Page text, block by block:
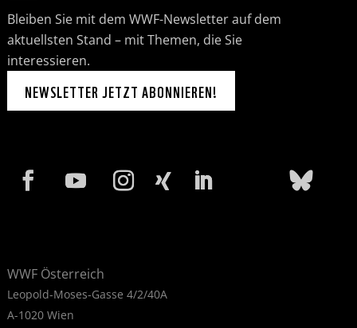
Bleiben Sie mit dem WWF-Newsletter auf dem
aktuellsten Stand – mit Themen, die Sie
interessieren.
NEWSLETTER JETZT ABONNIEREN!
WWF Österreich
Leopold-Moses-Gasse 4/2/40A
A-1020 Wien